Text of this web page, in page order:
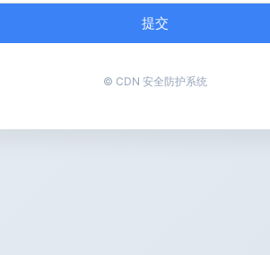
提交
© CDN 安全防护系统